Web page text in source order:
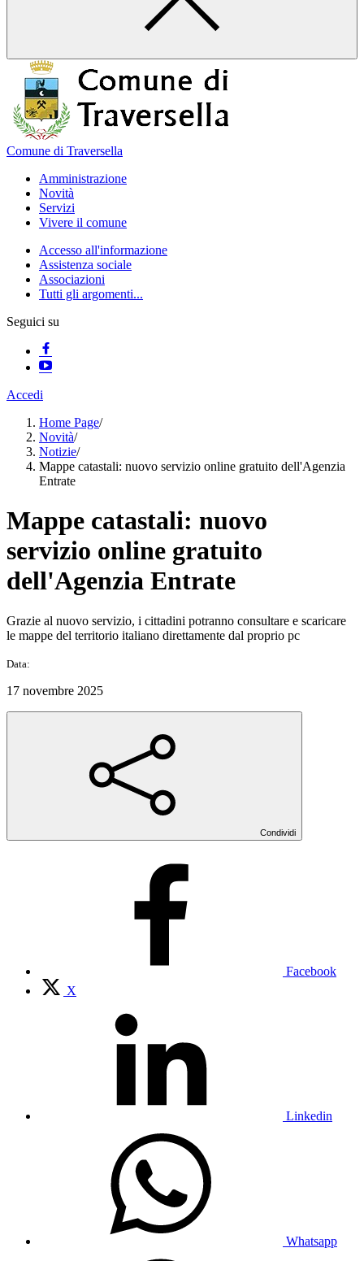
Comune di Traversella
Amministrazione
Novità
Servizi
Vivere il comune
Accesso all'informazione
Assistenza sociale
Associazioni
Tutti gli argomenti...
Seguici su
Accedi
Home Page/
Novità/
Notizie/
Mappe catastali: nuovo servizio online gratuito dell'Agenzia
Entrate
Mappe catastali: nuovo
servizio online gratuito
dell'Agenzia Entrate
Grazie al nuovo servizio, i cittadini potranno consultare e scaricare
le mappe del territorio italiano direttamente dal proprio pc
Data:
17 novembre 2025
Condividi
Facebook
X
Linkedin
Whatsapp